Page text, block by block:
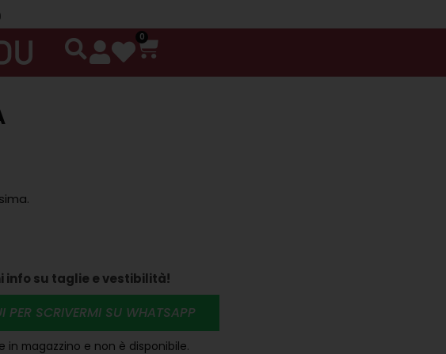
0
info su taglie e vestibilità!
PER SCRIVERMI SU WHATSAPP
magazzino e non è disponibile.